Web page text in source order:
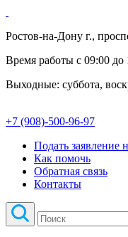
Ростов-на-Дону г.,
Время работы с 09:00 до
Выходные: суббота,
+7 (908)-500-96-97
Подать заявление
Как помочь
Обратная связь
Контакты